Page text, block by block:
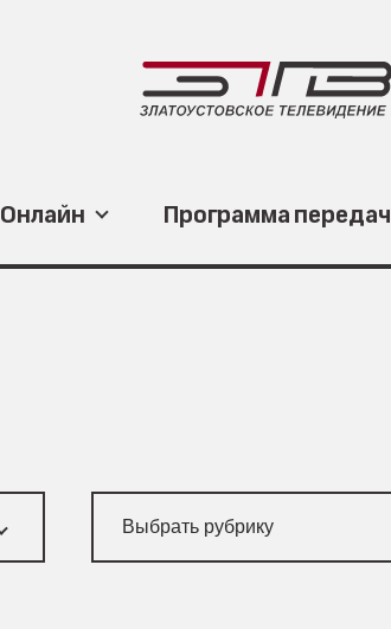
Онлайн Программа передач
Выбрать рубрику